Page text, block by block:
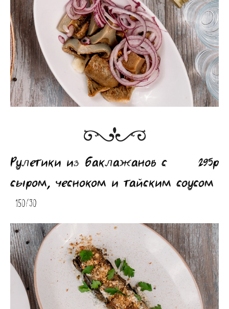
295р
Рулетики из баклажанов с
сыром, чесноком и тайским соусом
150/30